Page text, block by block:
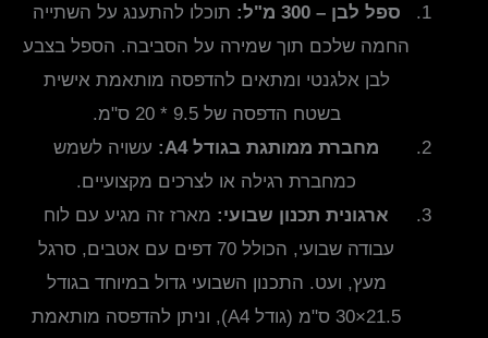
ספל לבן – 300 מ"ל:
תוכלו להתענג על השתייה
החמה שלכם תוך שמירה על הסביבה. הספל בצבע
לבן אלגנטי ומתאים להדפסה מותאמת אישית
בשטח הדפסה של 9.5 * 20 ס"מ.
מחברת ממותגת בגודל A4:
עשויה לשמש
כמחברת רגילה או לצרכים מקצועיים.
ארגונית תכנון שבועי: מארז זה מגיע עם לוח
עבודה שבועי, הכולל 70 דפים עם אטבים, סרגל
מעץ, ועט. התכנון השבועי גדול במיוחד בגודל
21.5×30 ס"מ (גודל A4), וניתן להדפסה מותאמת